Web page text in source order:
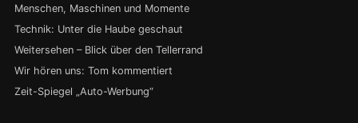
Menschen, Maschinen und Momente
Technik: Unter die Haube geschaut
Weitersehen – Blick über den Tellerrand
Wir hören uns: Tom kommentiert
Zeit-Spiegel „Auto-Werbung“